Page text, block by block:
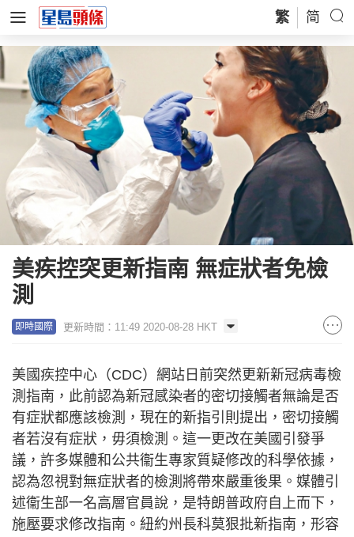
繁 简
美疾控突更新指南 無症狀者免檢
測
即時國際 更新時間：11:49 2020-08-28 HKT
美國疾控中心（CDC）網站日前突然更新新冠病毒檢
測指南，此前認為新冠感染者的密切接觸者無論是否
有症狀都應該檢測，現在的新指引則提出，密切接觸
者若沒有症狀，毋須檢測。這一更改在美國引發爭
議，許多媒體和公共衞生專家質疑修改的科學依據，
認為忽視對無症狀者的檢測將帶來嚴重後果。媒體引
述衞生部一名高層官員說，是特朗普政府自上而下，
施壓要求修改指南。紐約州長科莫狠批新指南，形容